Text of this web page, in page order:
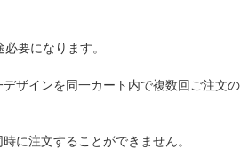
要になります。
ザインを同一カート内で複数回ご注文
に注文することができません。